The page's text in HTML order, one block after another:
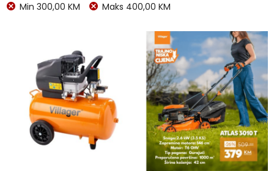
Min 300,00 KM Maks 400,00 KM